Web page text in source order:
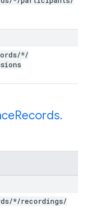
/*/
Records.
/*/recordings/